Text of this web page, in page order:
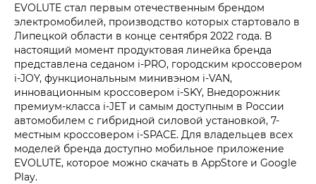
EVOLUTE стал первым отечественным брендом
электромобилей, производство которых стартовало в
Липецкой области в конце сентября 2022 года. В
настоящий момент продуктовая линейка бренда
представлена седаном i‑PRO, городским кроссовером
i‑JOY, функциональным минивэном i‑VAN,
инновационным кроссовером i‑SKY, Внедорожник
премиум-класса i‑JET и самым доступным в России
автомобилем с гибридной силовой установкой, 7-
местным кроссовером i‑SPACE. Для владельцев всех
моделей бренда доступно мобильное приложение
EVOLUTE, которое можно скачать в AppStore и Google
Play.